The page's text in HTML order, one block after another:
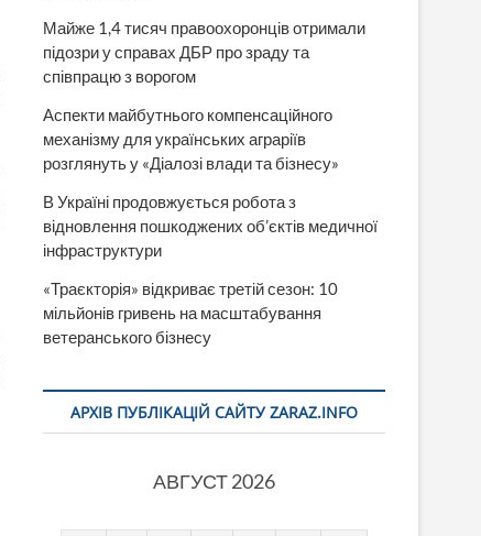
Майже 1,4 тисяч правоохоронців отримали
підозри у справах ДБР про зраду та
співпрацю з ворогом
Аспекти майбутнього компенсаційного
механізму для українських аграріїв
розглянуть у «Діалозі влади та бізнесу»
В Україні продовжується робота з
відновлення пошкоджених об’єктів медичної
інфраструктури
«Траєкторія» відкриває третій сезон: 10
мільйонів гривень на масштабування
ветеранського бізнесу
АРХІВ ПУБЛІКАЦІЙ САЙТУ ZARAZ.INFO
АВГУСТ 2026